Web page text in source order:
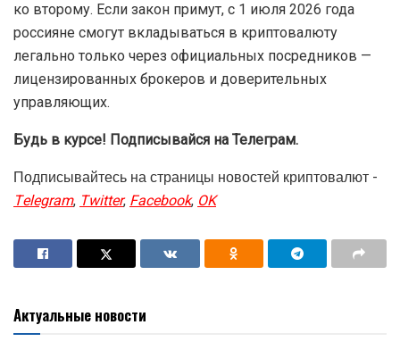
ко второму. Если закон примут, с 1 июля 2026 года
россияне смогут вкладываться в криптовалюту
легально только через официальных посредников —
лицензированных брокеров и доверительных
управляющих.
Будь в курсе! Подписывайся на Телеграм.
Подписывайтесь на страницы новостей криптовалют -
Telegram,Twitter,Facebook,OK
Актуальные новости